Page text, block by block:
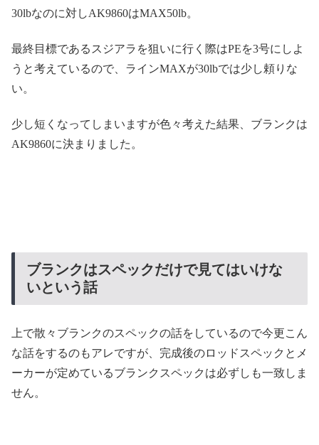
30lbなのに対しAK9860はMAX50lb。
最終目標であるスジアラを狙いに行く際はPEを3号にしよ
うと考えているので、ラインMAXが30lbでは少し頼りな
い。
少し短くなってしまいますが色々考えた結果、ブランクは
AK9860に決まりました。
ブランクはスペックだけで見てはいけな
いという話
上で散々ブランクのスペックの話をしているので今更こん
な話をするのもアレですが、完成後のロッドスペックとメ
ーカーが定めているブランクスペックは必ずしも一致しま
せん。